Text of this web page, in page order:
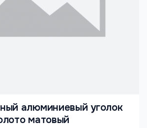
алюминиевый уголок
матовый